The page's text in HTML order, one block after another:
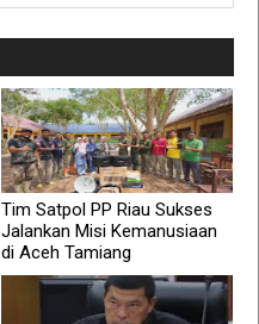
Tim Satpol PP Riau Sukses
Jalankan Misi Kemanusiaan
di Aceh Tamiang